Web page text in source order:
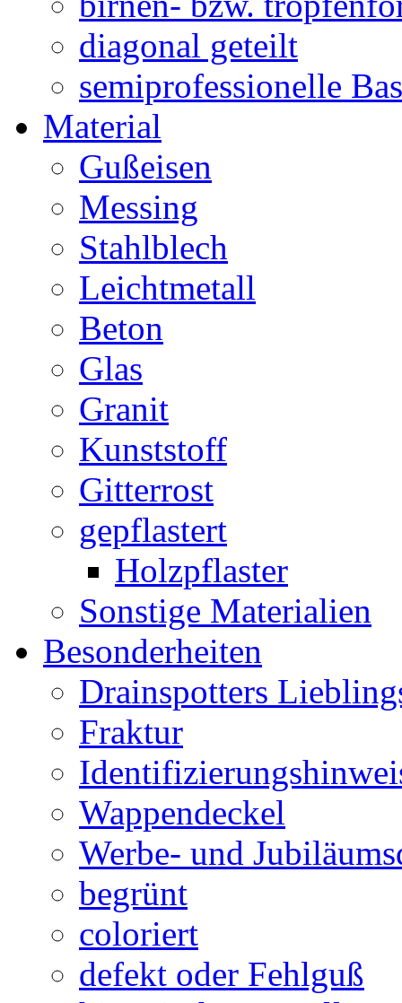
diagonal geteilt
semiprofessionelle
Material
Gußeisen
Messing
Stahlblech
Leichtmetall
Beton
Glas
Granit
Kunststoff
Gitterrost
gepflastert
Holzpflaster
Sonstige Materialien
Besonderheiten
Drainspotters
Fraktur
Wappendeckel
Werbe- und
begrünt
coloriert
defekt oder Fehlguß